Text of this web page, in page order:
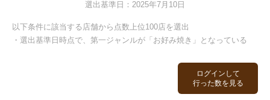
ログインして
行った数を見る
選出基準日：2025年7月10日
以下条件に該当する店舗から点数上位100店を選出
・選出基準日時点で、第一ジャンルが「お好み焼き」となっている